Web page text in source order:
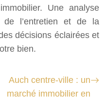
Une analyse
de l’entretien et de la
décisions éclairées et
bien.
Auch centre-ville : un
marché immobilier en